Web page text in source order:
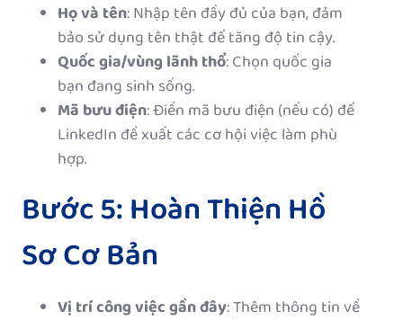
Họ và tên: Nhập tên đầy đủ của bạn, đảm
bảo sử dụng tên thật để tăng độ tin cậy.
Quốc gia/vùng lãnh thổ: Chọn quốc gia
bạn đang sinh sống.
Mã bưu điện: Điền mã bưu điện (nếu có) để
LinkedIn đề xuất các cơ hội việc làm phù
hợp.
Bước 5: Hoàn Thiện Hồ
Sơ Cơ Bản
Vị trí công việc gần đây: Thêm thông tin về